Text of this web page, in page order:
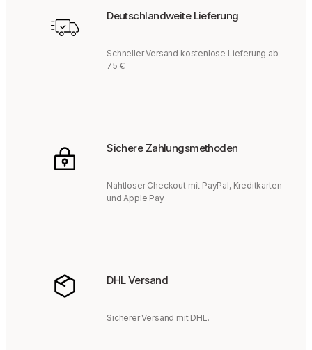
Deutschlandweite Lieferung
Schneller Versand kostenlose Lieferung ab
75 €
Sichere Zahlungsmethoden
Nahtloser Checkout mit PayPal, Kreditkarten
und Apple Pay
DHL Versand
Sicherer Versand mit DHL.